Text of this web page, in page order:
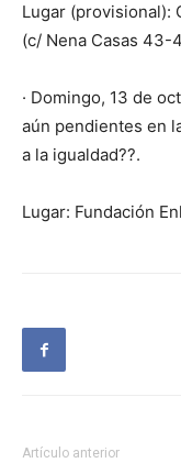
Lugar (provisional):
(c/ Nena Casas 43-
· Domingo, 13 de
aún pendientes en
a la igualdad??.
Lugar: Fundación
Artículo anterior